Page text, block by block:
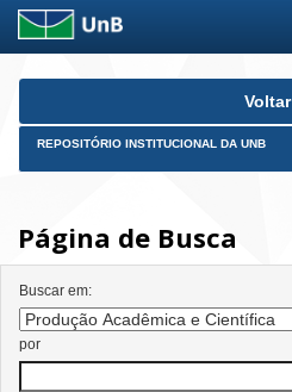
Skip
Voltar
REPOSITÓRIO INSTITUCIONAL DA UNB
Página de Busca
Buscar em:
por